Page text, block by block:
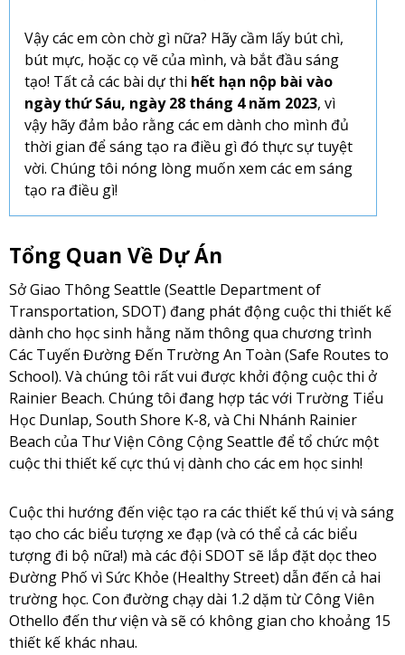
Vậy các em còn chờ gì nữa? Hãy cầm lấy bút chì,
bút mực, hoặc cọ vẽ của mình, và bắt đầu sáng
tạo! Tất cả các bài dự thi hết hạn nộp bài vào
ngày thứ Sáu, ngày 28 tháng 4 năm 2023, vì
vậy hãy đảm bảo rằng các em dành cho mình đủ
thời gian để sáng tạo ra điều gì đó thực sự tuyệt
vời. Chúng tôi nóng lòng muốn xem các em sáng
tạo ra điều gì!
Tổng Quan Về Dự Án
Sở Giao Thông Seattle (Seattle Department of
Transportation, SDOT) đang phát động cuộc thi thiết kế
dành cho học sinh hằng năm thông qua chương trình
Các Tuyến Đường Đến Trường An Toàn (Safe Routes to
School). Và chúng tôi rất vui được khởi động cuộc thi ở
Rainier Beach. Chúng tôi đang hợp tác với Trường Tiểu
Học Dunlap, South Shore K-8, và Chi Nhánh Rainier
Beach của Thư Viện Công Cộng Seattle để tổ chức một
cuộc thi thiết kế cực thú vị dành cho các em học sinh!
Cuộc thi hướng đến việc tạo ra các thiết kế thú vị và sáng
tạo cho các biểu tượng xe đạp (và có thể cả các biểu
tượng đi bộ nữa!) mà các đội SDOT sẽ lắp đặt dọc theo
Đường Phố vì Sức Khỏe (Healthy Street) dẫn đến cả hai
trường học. Con đường chạy dài 1.2 dặm từ Công Viên
Othello đến thư viện và sẽ có không gian cho khoảng 15
thiết kế khác nhau.